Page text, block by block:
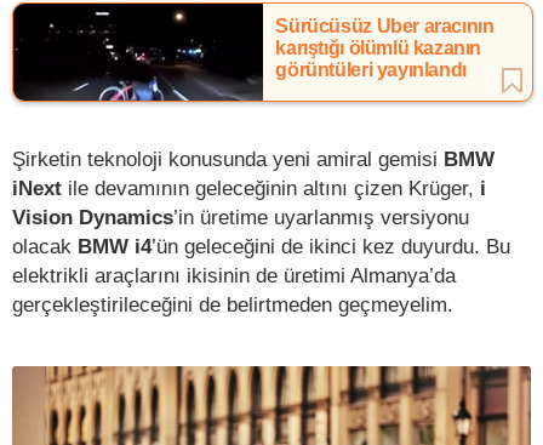
Sürücüsüz Uber aracının
karıştığı ölümlü kazanın
görüntüleri yayınlandı
Şirketin teknoloji konusunda yeni amiral gemisi BMW
iNext ile devamının geleceğinin altını çizen Krüger, i
Vision Dynamics’in üretime uyarlanmış versiyonu
olacak BMW i4’ün geleceğini de ikinci kez duyurdu. Bu
elektrikli araçlarını ikisinin de üretimi Almanya’da
gerçekleştirileceğini de belirtmeden geçmeyelim.